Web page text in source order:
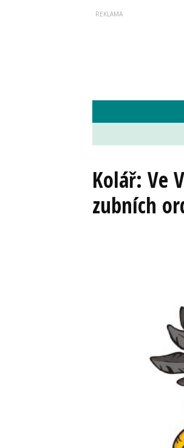
Kolář: Ve
zubních